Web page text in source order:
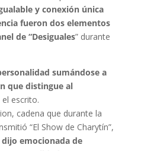
y conexión única
fueron dos elementos
de “Desiguales” durante
sumándose a
que distingue al
escrito.
cadena que durante la
“El Show de Charytín”,
dijo emocionada de